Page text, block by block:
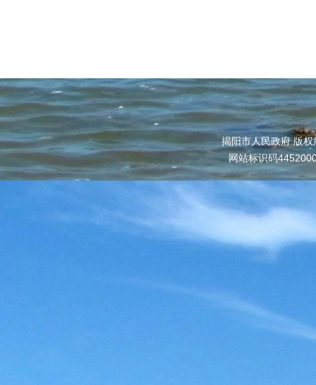
揭阳市人民政府 版
网站标识码